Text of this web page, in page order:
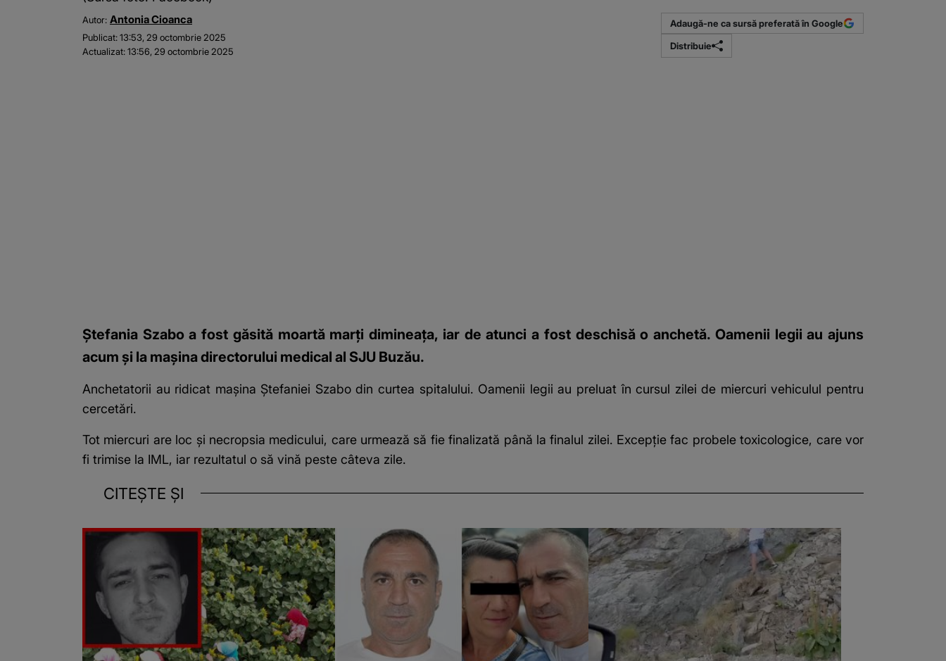
Autor: Antonia Cioanca
Publicat:13:53, 29 octombrie 2025
Actualizat:13:56, 29 octombrie 2025
Adaugă-ne ca sursă preferată în Google
Distribuie
Ștefania Szabo a fost găsită moartă marți dimineața, iar de atunci a fost deschisă o anchetă. Oamenii legii au ajuns
acum și la mașina directorului medical al SJU Buzău.
Anchetatorii au ridicat mașina Ștefaniei Szabo din curtea spitalului. Oamenii legii au preluat în cursul zilei de miercuri vehiculul pentru
cercetări.
Tot miercuri are loc și necropsia medicului, care urmează să fie finalizată până la finalul zilei. Excepție fac probele toxicologice, care vor
fi trimise la IML, iar rezultatul o să vină peste câteva zile.
CITEȘTE ȘI